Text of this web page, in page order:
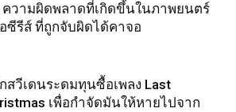
ความผิดพลาดที่เกิดขึ้นในภาพยนตร์
ซีรีส์ ที่ถูกจับผิดได้คาจอ
สวีเดนระดมทุนซื้อเพลง Last
เพื่อกำจัดมันให้หายไปจาก